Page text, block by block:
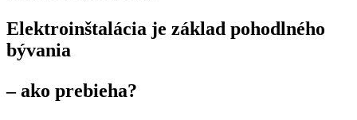
Elektroinštalácia je základ pohodlného
bývania
– ako prebieha?